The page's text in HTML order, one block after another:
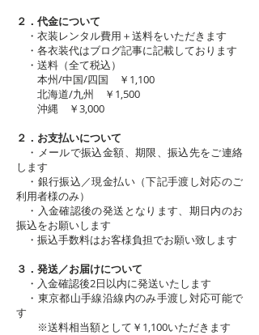
２．代金について
・衣装レンタル費用＋送料をいただきます
・各衣装代はブログ記事に記載しております
・送料（全て税込）
本州/中国/四国 ￥1,100
北海道/九州 ￥1,500
沖縄 ￥3,000
２．お支払いについて
・メールで振込金額、期限、振込先をご連絡
します
・銀行振込／現金払い（下記手渡し対応のご
利用者様のみ）
・入金確認後の発送となります、期日内のお
振込をお願いします
・振込手数料はお客様負担でお願い致します
３．発送／お届けについて
・入金確認後2日以内に発送いたします
・東京都山手線沿線内のみ手渡し対応可能で
す
※送料相当額として￥1,100いただきます